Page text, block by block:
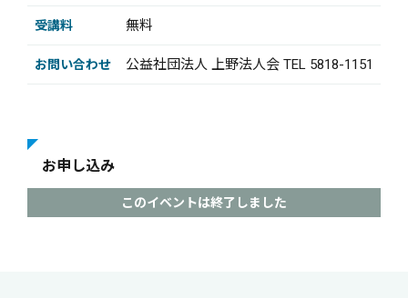
受講料 無料
お問い合わせ 公益社団法人 上野法人会 TEL 5818-1151
お申し込み
このイベントは終了しました